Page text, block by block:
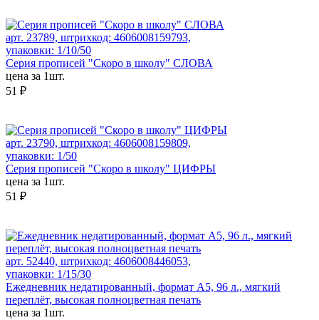
арт. 23789, штрихкод: 4606008159793,
упаковки: 1/10/50
Серия прописей "Скоро в школу" СЛОВА
цена за 1шт.
51 ₽
арт. 23790, штрихкод: 4606008159809,
упаковки: 1/50
Серия прописей "Скоро в школу" ЦИФРЫ
цена за 1шт.
51 ₽
арт. 52440, штрихкод: 4606008446053,
упаковки: 1/15/30
Ежедневник недатированный, формат А5, 96 л., мягкий
переплёт, высокая полноцветная печать
цена за 1шт.